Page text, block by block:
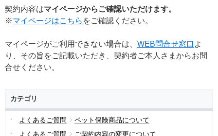
契約内容はマイページからご確認いただけます。
※マイページはこちら をご確認ください。
マイページがご利用できない場合は、 WEB問合せ窓口 よ
り、その旨をご記載いただき、契約者ご本人さまからお問
合せください。
カテゴリ
よくあるご質問
ペット保険商品について
よくあるご質問
ご契約内容の変更について